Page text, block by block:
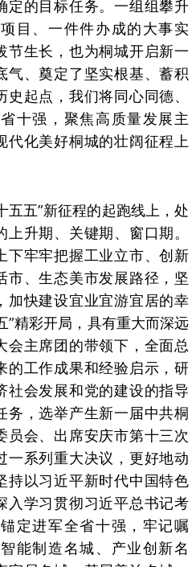
定的目标任务。一组组攀升
目、一件件办成的大事实
节生长，也为桐城开启新一
气、奠定了坚实根基、蓄积
史起点，我们将同心同德、
十强，聚焦高质量发展主
代化美好桐城的壮阔征程上
五五”新征程的起跑线上，处
升期、关键期、窗口期。
下牢牢把握工业立市、创新
市、生态美市发展路径，坚
加快建设宜业宜游宜居的幸
”精彩开局，具有重大而深远
会主席团的带领下，全面总
的工作成果和经验启示，研
社会发展和党的建设的指导
务，选举产生新一届中共桐
员会、出席安庆市第十三次
一系列重大决议，更好地动
持以习近平新时代中国特色
入学习贯彻习近平总书记考
定进军全省十强，牢记嘱
能制造名城、产业创新名